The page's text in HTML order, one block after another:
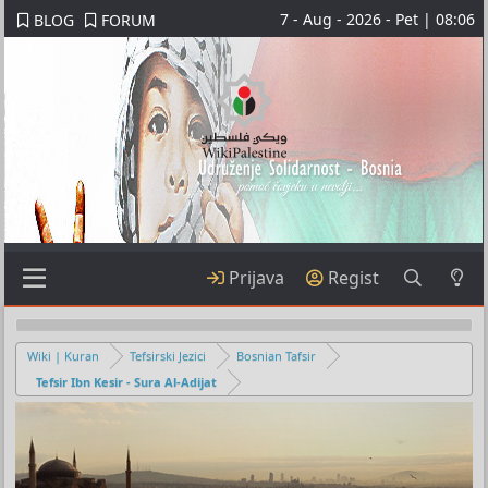
BLOG FORUM 7 - Aug - 2026 - Pet | 08:06
Prijava Regist
Wiki | Kuran Tefsirski Jezici
Bosnian Tafsir
Tefsir Ibn Kesir - Sura Al-Adijat